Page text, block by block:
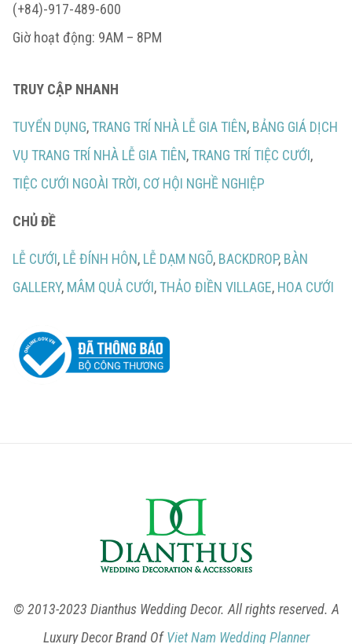
(+84)-917-489-600
Giờ hoạt động: 9AM – 8PM
TRUY CẬP NHANH
TUYỂN DỤNG,TRANG TRÍ NHÀ LỄ GIA TIÊN, BẢNG GIÁ DỊCH
VỤ TRANG TRÍ NHÀ LỄ GIA TIÊN,TRANG TRÍ TIỆC CƯỚI,
TIỆC CƯỚI NGOÀI TRỜI, CƠ HỘI NGHỀ NGHIỆP
CHỦ ĐỀ
LỄ CƯỚI, LỄ ĐÍNH HÔN, LỄ DẠM NGÕ, BACKDROP, BÀN
GALLERY, MÂM QUẢ CƯỚI,THẢO ĐIỀN VILLAGE, HOA CƯỚI
© 2013-2023 Dianthus Wedding Decor. All rights reserved. A
Luxury Decor Brand OfViet Nam Wedding Planner